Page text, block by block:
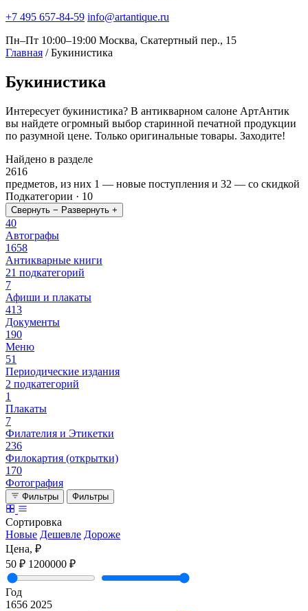
+7 495 657-84-59 info@artantique.ru
Пн–Пт 10:00–19:00 Москва, Скатертный пер., 15
Главная / Букинистика
Букинистика
Интересует букинистика? В антикварном салоне АртАнтик
вы найдете огромный выбор старинной печатной продукции
по разумной цене. Только оригинальные товары. Заходите!
Найдено в разделе
2616
предметов, из них 1 — новые поступления и 32 — со скидкой
Подкатегории · 10
Свернуть − Развернуть +
40
Автографы
1658
Антикварные книги
21 подкатегорий
7
Афиши и плакаты
413
Документы
190
Меню
51
Периодические издания
2 подкатегорий
1
Плакаты
7
Филателия и Этикетки
236
Филокартия (открытки)
170
Фотография
Фильтры Фильтры
Сортировка
Новые Дешевле Дороже
Цена, ₽
50 ₽ 1200000 ₽
Год
1656 2025